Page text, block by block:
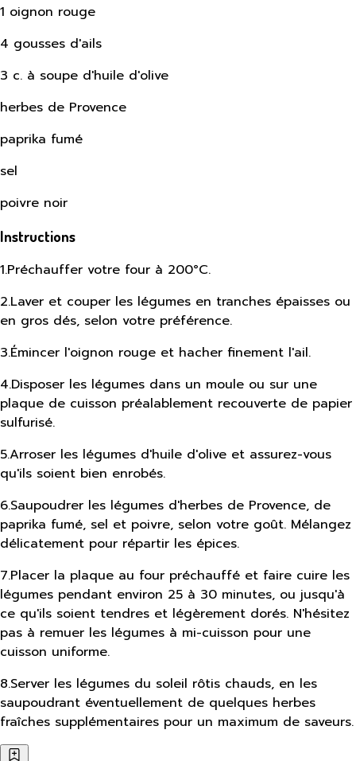
1 oignon rouge
4 gousses d'ails
3 c. à soupe d'huile d'olive
herbes de Provence
paprika fumé
sel
poivre noir
Instructions
1.Préchauffer votre four à 200°C.
2.Laver et couper les légumes en tranches épaisses ou
en gros dés, selon votre préférence.
3.Émincer l'oignon rouge et hacher finement l'ail.
4.Disposer les légumes dans un moule ou sur une
plaque de cuisson préalablement recouverte de papier
sulfurisé.
5.Arroser les légumes d'huile d'olive et assurez-vous
qu'ils soient bien enrobés.
6.Saupoudrer les légumes d'herbes de Provence, de
paprika fumé, sel et poivre, selon votre goût. Mélangez
délicatement pour répartir les épices.
7.Placer la plaque au four préchauffé et faire cuire les
légumes pendant environ 25 à 30 minutes, ou jusqu'à
ce qu'ils soient tendres et légèrement dorés. N'hésitez
pas à remuer les légumes à mi-cuisson pour une
cuisson uniforme.
8.Server les légumes du soleil rôtis chauds, en les
saupoudrant éventuellement de quelques herbes
fraîches supplémentaires pour un maximum de saveurs.